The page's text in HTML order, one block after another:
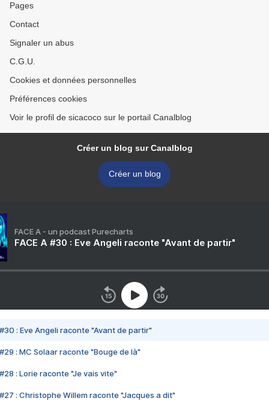
Pages
Contact
Signaler un abus
C.G.U.
Cookies et données personnelles
Préférences cookies
Voir le profil de sicacoco sur le portail Canalblog
Créer un blog sur Canalblog
Créer un blog
FACE A - un podcast Purecharts
FACE A #30 : Eve Angeli raconte "Avant de partir"
#30 : Eve Angeli raconte "Avant de partir"
#29 : MC Solaar raconte "Bouge de là"
#28 : Lorie raconte "Je vais vite"
#27 : Christophe Willem raconte "Jacques a dit"